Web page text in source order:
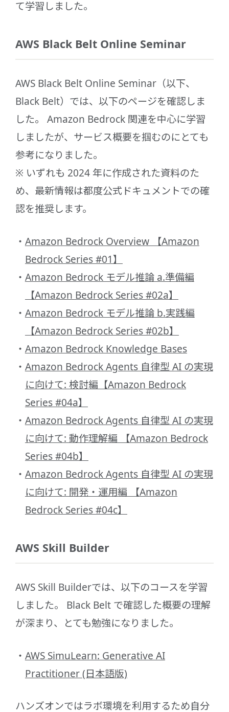
て学習しました。
AWS Black Belt Online Seminar
AWS Black Belt Online Seminar（以下、
Black Belt）では、以下のページを確認しま
した。 Amazon Bedrock 関連を中心に学習
しましたが、サービス概要を掴むのにとても
参考になりました。
※ いずれも 2024 年に作成された資料のた
め、最新情報は都度公式ドキュメントでの確
認を推奨します。
Amazon Bedrock Overview 【Amazon
Bedrock Series #01】
Amazon Bedrock モデル推論 a.準備編
【Amazon Bedrock Series #02a】
Amazon Bedrock モデル推論 b.実践編
【Amazon Bedrock Series #02b】
Amazon Bedrock Knowledge Bases
Amazon Bedrock Agents ⾃律型 AI の実現
に向けて: 検討編【Amazon Bedrock
Series #04a】
Amazon Bedrock Agents 自律型 AI の実現
に向けて: 動作理解編 【Amazon Bedrock
Series #04b】
Amazon Bedrock Agents 自律型 AI の実現
に向けて: 開発・運用編 【Amazon
Bedrock Series #04c】
AWS Skill Builder
AWS Skill Builderでは、以下のコースを学習
しました。 Black Belt で確認した概要の理解
が深まり、とても勉強になりました。
AWS SimuLearn: Generative AI
Practitioner (日本語版)
ハンズオンではラボ環境を利用するため自分